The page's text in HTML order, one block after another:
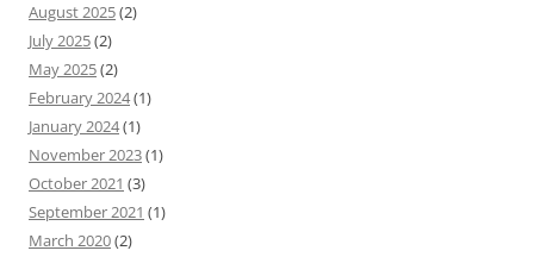
August 2025(2)
July 2025(2)
May 2025(2)
February 2024(1)
January 2024(1)
November 2023(1)
October 2021 (3)
September 2021 (1)
March 2020(2)